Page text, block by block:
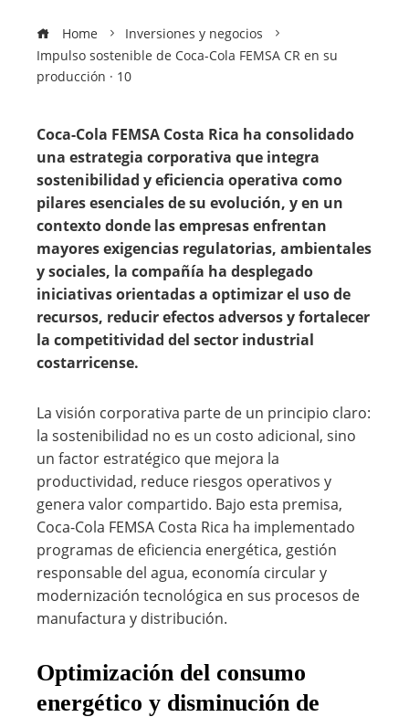
Home
Inversiones y negocios
Impulso sostenible de Coca-Cola FEMSA CR en su
producción · 10
Coca-Cola FEMSA Costa Rica ha consolidado
una estrategia corporativa que integra
sostenibilidad y eficiencia operativa como
pilares esenciales de su evolución, y en un
contexto donde las empresas enfrentan
mayores exigencias regulatorias, ambientales
y sociales, la compañía ha desplegado
iniciativas orientadas a optimizar el uso de
recursos, reducir efectos adversos y fortalecer
la competitividad del sector industrial
costarricense.
La visión corporativa parte de un principio claro:
la sostenibilidad no es un costo adicional, sino
un factor estratégico que mejora la
productividad, reduce riesgos operativos y
genera valor compartido. Bajo esta premisa,
Coca-Cola FEMSA Costa Rica ha implementado
programas de eficiencia energética, gestión
responsable del agua, economía circular y
modernización tecnológica en sus procesos de
manufactura y distribución.
Optimización del consumo
energético y disminución de